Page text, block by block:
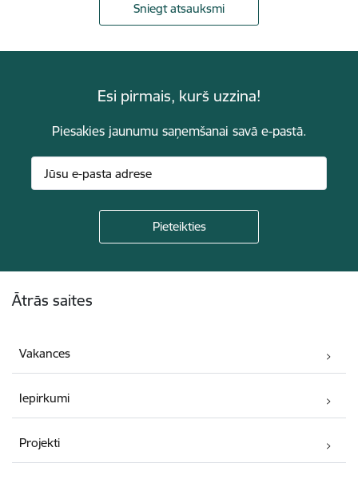
Sniegt atsauksmi
Esi pirmais, kurš uzzina!
Piesakies jaunumu saņemšanai savā e-pastā.
Ātrās saites
Vakances
Iepirkumi
Projekti